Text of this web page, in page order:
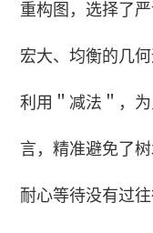
重构图，选择了
宏大、均衡的几
利用＂减法＂，
言，精准避免了
耐心等待没有过